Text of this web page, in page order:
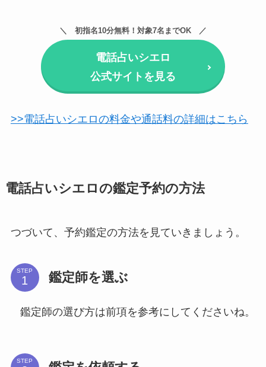
初指名10分無料！対象7名までOK
電話占いシエロ
公式サイトを見る
>>電話占いシエロの料金や通話料の詳細はこちら
電話占いシエロの鑑定予約の方法
つづいて、予約鑑定の方法を見ていきましょう。
STEP 鑑定師を選ぶ
鑑定師の選び方は前項を参考にしてくださいね。
STEP